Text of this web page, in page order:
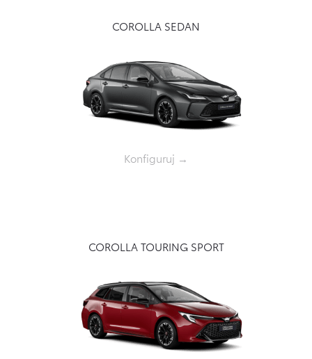
COROLLA SEDAN
Konfiguruj →
COROLLA TOURING SPORT